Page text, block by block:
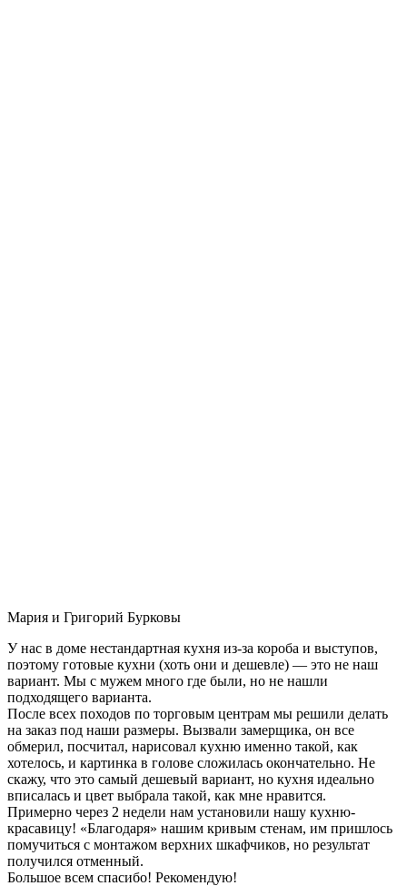
Мария и Григорий Бурковы
У нас в доме нестандартная кухня из-за короба и выступов,
поэтому готовые кухни (хоть они и дешевле) — это не наш
вариант. Мы с мужем много где были, но не нашли
подходящего варианта.
После всех походов по торговым центрам мы решили делать
на заказ под наши размеры. Вызвали замерщика, он все
обмерил, посчитал, нарисовал кухню именно такой, как
хотелось, и картинка в голове сложилась окончательно. Не
скажу, что это самый дешевый вариант, но кухня идеально
вписалась и цвет выбрала такой, как мне нравится.
Примерно через 2 недели нам установили нашу кухню-
красавицу! «Благодаря» нашим кривым стенам, им пришлось
помучиться с монтажом верхних шкафчиков, но результат
получился отменный.
Большое всем спасибо! Рекомендую!